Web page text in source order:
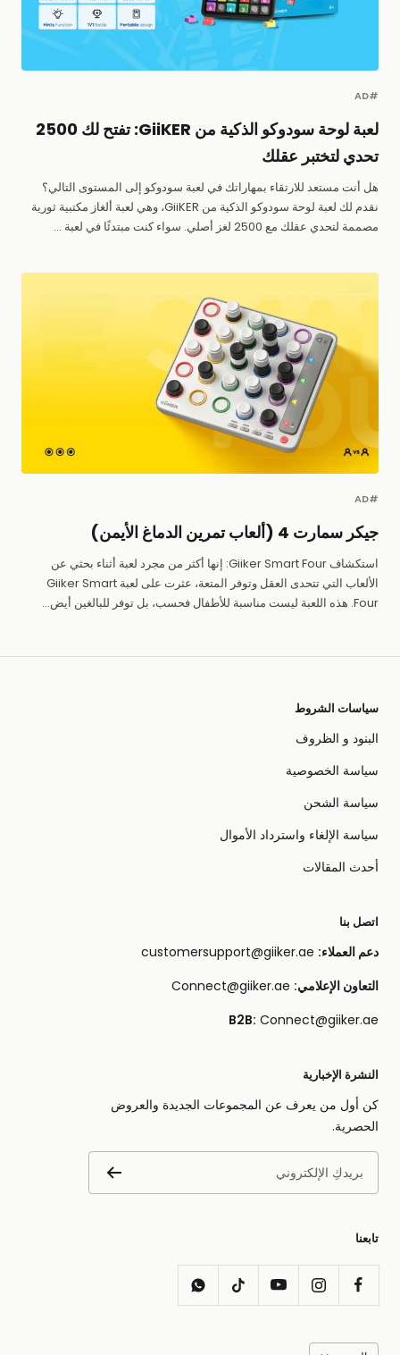
#AD
لعبة لوحة سودوكو الذكية من GiiKER: تفتح لك 2500
تحدي لتختبر عقلك
هل أنت مستعد للارتقاء بمهاراتك في لعبة سودوكو إلى المستوى التالي؟
نقدم لك لعبة لوحة سودوكو الذكية من GiiKER، وهي لعبة ألغاز مكتبية ثورية
مصممة لتحدي عقلك مع 2500 لغز أصلي. سواء كنت مبتدئًا في لعبة ...
#AD
جيكر سمارت 4 (ألعاب تمرين الدماغ الأيمن)
استكشاف Giiker Smart Four: إنها أكثر من مجرد لعبة أثناء بحثي عن
الألعاب التي تتحدى العقل وتوفر المتعة، عثرت على لعبة Giiker Smart
Four. هذه اللعبة ليست مناسبة للأطفال فحسب، بل توفر للبالغين أيض...
سياسات الشروط
البنود و الظروف
سياسة الخصوصية
سياسة الشحن
سياسة الإلغاء واسترداد الأموال
أحدث المقالات
اتصل بنا
دعم العملاء:
التعاون الإعلامي:
B2B: Connect@giiker.ae
النشرة الإخبارية
كن أول من يعرف عن المجموعات الجديدة والعروض
الحصرية.
بريدكِ الإلكتروني
تابعنا